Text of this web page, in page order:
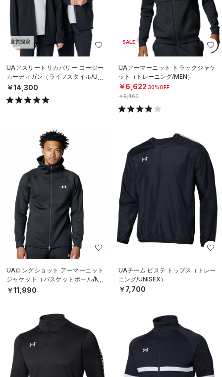
直営限定
UAアスリートリカバリー コージー
カーディガン（ライフスタイル/UNI
SEX）
￥14,300
SALE
UAアーマーニット トラックジャケ
ット（トレーニング/MEN）
￥6,622 30%OFF
￥9,460
UAロングショット アーマーニット
ジャケット（バスケットボール/ME
N）
￥11,990
UAチーム ピステ トップス（トレー
ニング/UNISEX）
￥7,700